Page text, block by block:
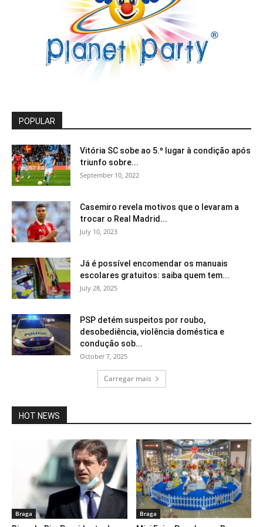
POPULAR
Vitória SC sobe ao 5.º lugar à condição após
triunfo sobre...
September 10, 2022
Casemiro revela motivos que o levaram a
trocar o Real Madrid...
July 10, 2023
Já é possível encomendar os manuais
escolares gratuitos: saiba quem tem...
July 28, 2025
PSP detém suspeitos por roubo,
desobediência, violência doméstica e
condução sob...
October 7, 2025
Carregar mais
HOT NEWS
Braga Braga